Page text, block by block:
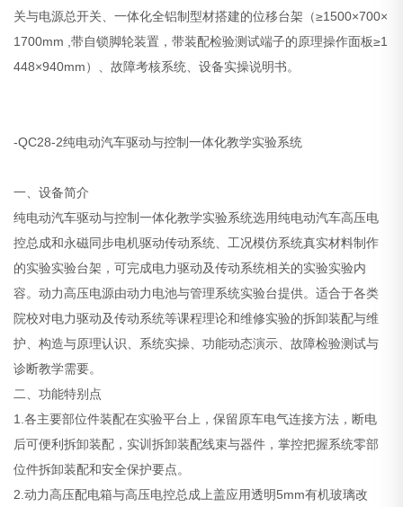
关与电源总开关、一体化全铝制型材搭建的位移台架（≥1500×700×
1700mm ,带自锁脚轮装置，带装配检验测试端子的原理操作面板≥1
448×940mm）、故障考核系统、设备实操说明书。
-QC28-2纯电动汽车驱动与控制一体化教学实验系统
一、设备简介
纯电动汽车驱动与控制一体化教学实验系统选用纯电动汽车高压电
控总成和永磁同步电机驱动传动系统、工况模仿系统真实材料制作
的实验实验台架，可完成电力驱动及传动系统相关的实验实验内
容。动力高压电源由动力电池与管理系统实验台提供。适合于各类
院校对电力驱动及传动系统等课程理论和维修实验的拆卸装配与维
护、构造与原理认识、系统实操、功能动态演示、故障检验测试与
诊断教学需要。
二、功能特别点
1.各主要部位件装配在实验平台上，保留原车电气连接方法，断电
后可便利拆卸装配，实训拆卸装配线束与器件，掌控把握系统零部
位件拆卸装配和安全保护要点。
2.动力高压配电箱与高压电控总成上盖应用透明5mm有机玻璃改